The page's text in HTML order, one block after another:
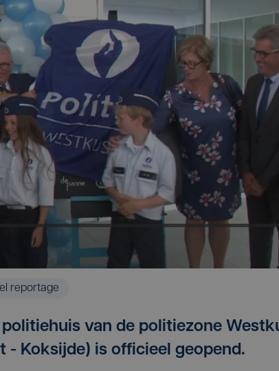
reportage
van de politiezone
- Koksijde) is officieel geopend.